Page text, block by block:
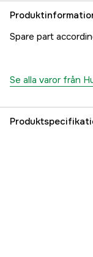
Spare part
Se alla varor från